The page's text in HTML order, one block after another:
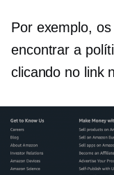
Por exemplo,
encontrar a
clicando no link